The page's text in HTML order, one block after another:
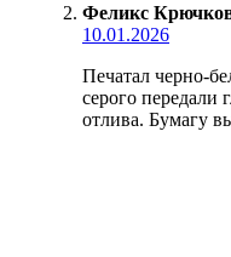
Феликс
10.01.2026
Печатал черно-
серого передали
отлива. Бумагу